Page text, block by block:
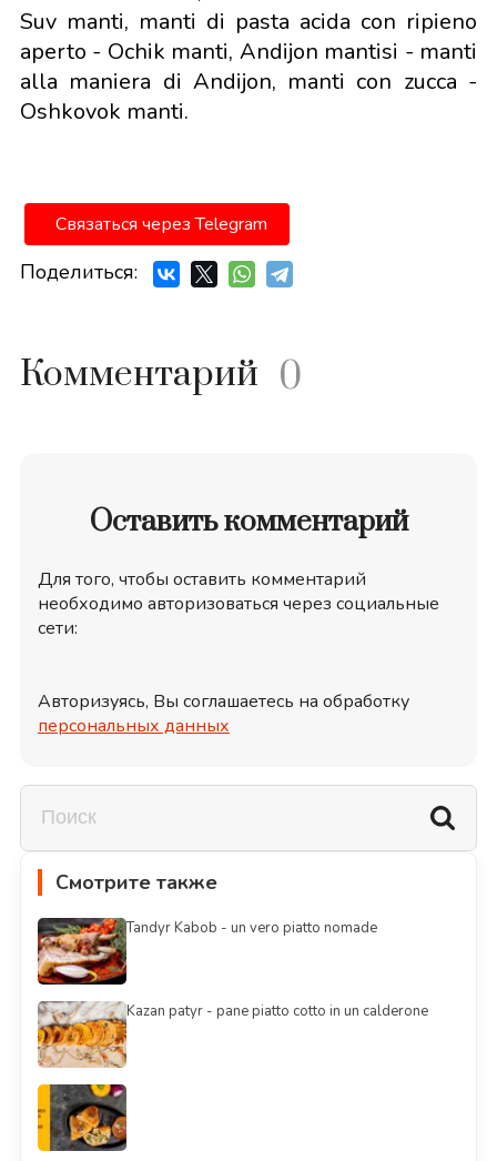
Suv manti, manti di pasta acida con ripieno
aperto - Ochik manti, Andijon mantisi - manti
alla maniera di Andijon, manti con zucca -
Oshkovok manti.
Связаться через Telegram
Поделиться:
Комментарий 0
Оставить комментарий
Для того, чтобы оставить комментарий
необходимо авторизоваться через социальные
сети:
Авторизуясь, Вы соглашаетесь на обработку
персональных данных
Смотрите также
Tandyr Kabob - un vero piatto nomade
Kazan patyr - pane piatto cotto in un calderone